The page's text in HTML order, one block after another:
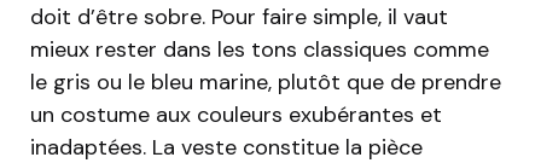
doit d’être sobre. Pour faire simple, il vaut
mieux rester dans les tons classiques comme
le gris ou le bleu marine, plutôt que de prendre
un costume aux couleurs exubérantes et
inadaptées. La veste constitue la pièce